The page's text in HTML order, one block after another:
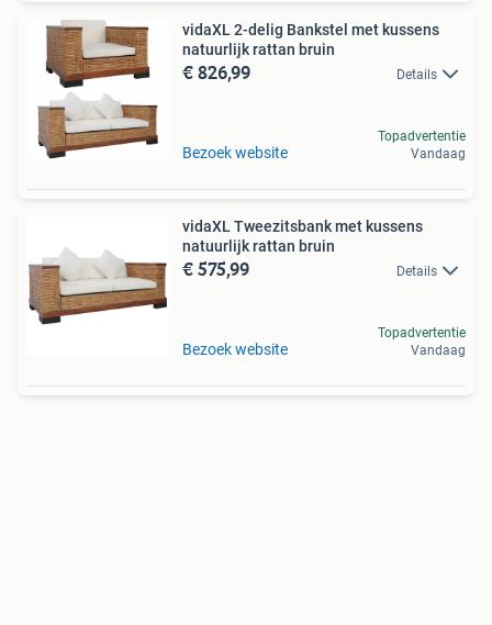
vidaXL 2-delig Bankstel met kussens
natuurlijk rattan bruin
€ 826,99 Details
Bezoek website
Topadvertentie
Vandaag
vidaXL Tweezitsbank met kussens
natuurlijk rattan bruin
€ 575,99 Details
Bezoek website
Topadvertentie
Vandaag